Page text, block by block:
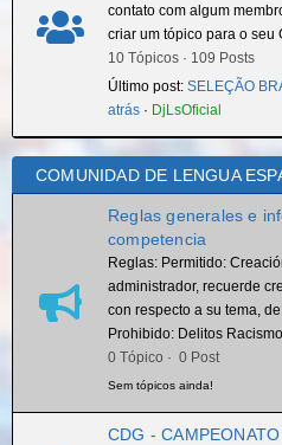
contato com algum
criar um tópico para o seu
10 Tópicos · 109 Posts
Último post: SELEÇÃO
atrás · DjLsOficial
COMUNIDAD DE LENGUA
Reglas generales e
competencia
Reglas: Permitido:
administrador, recuerde
con respecto a su tema,
Prohibido: Delitos
0 Tópico · 0 Post
Sem tópicos ainda!
CDG -